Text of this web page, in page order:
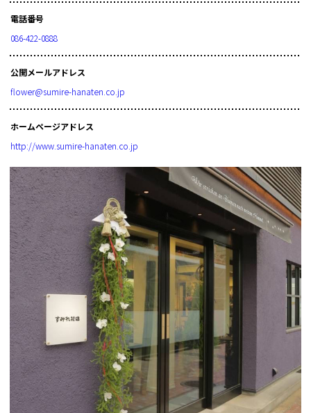
電話番号
086-422-0888
公開メールアドレス
flower@sumire-hanaten.co.jp
ホームページアドレス
http://www.sumire-hanaten.co.jp